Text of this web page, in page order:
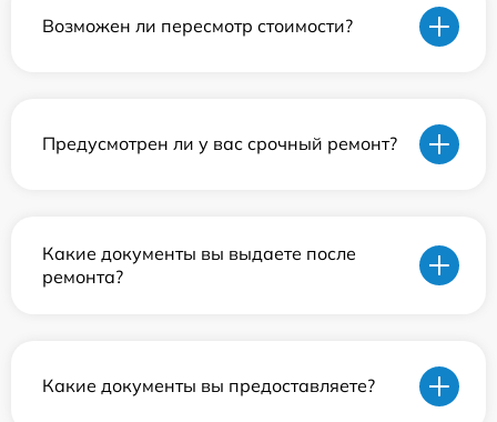
Возможен ли пересмотр стоимости?
Предусмотрен ли у вас срочный ремонт?
Какие документы вы выдаете после
ремонта?
Какие документы вы предоставляете?